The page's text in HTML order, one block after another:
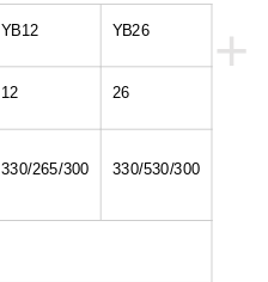
+
YB12 YB26
12 26
330/265/300 330/530/300